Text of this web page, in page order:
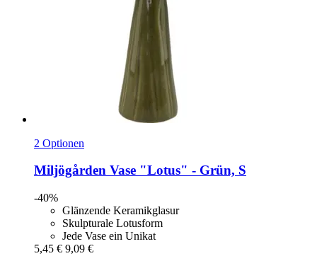
2 Optionen
Miljögården Vase "Lotus" -​ Grün, S
-40%
Glänzende Keramikglasur
Skulpturale Lotusform
Jede Vase ein Unikat
5,45 € 9,09 €